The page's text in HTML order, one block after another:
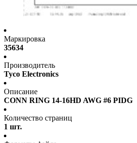
Маркировка
35634
Производитель
Tyco Electronics
Описание
CONN RING 14-16HD AWG #6 PIDG
Количество страниц
1 шт.